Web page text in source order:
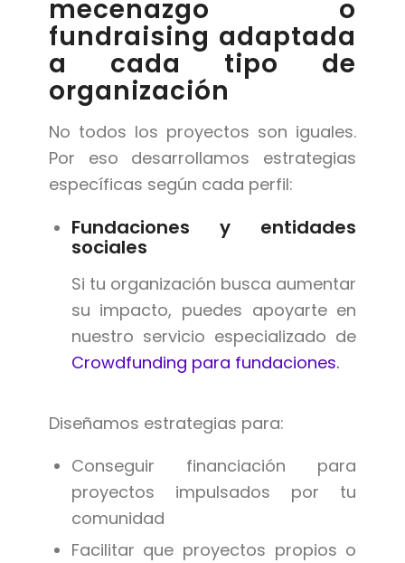
mecenazgo o
fundraising adaptada
a cada tipo de
organización
No todos los proyectos son iguales.
Por eso desarrollamos estrategias
específicas según cada perfil:
Fundaciones y entidades
sociales
Si tu organización busca aumentar
su impacto, puedes apoyarte en
nuestro servicio especializado de
Crowdfunding para fundaciones.
Diseñamos estrategias para:
Conseguir financiación para
proyectos impulsados por tu
comunidad
Facilitar que proyectos propios o